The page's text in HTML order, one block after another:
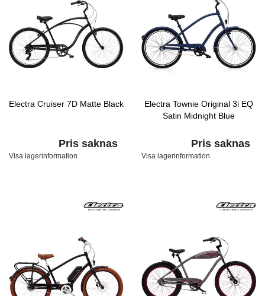
Electra Cruiser 7D Matte Black
Pris saknas
Visa lagerinformation
Electra Townie Original 3i EQ
Satin Midnight Blue
Pris saknas
Visa lagerinformation